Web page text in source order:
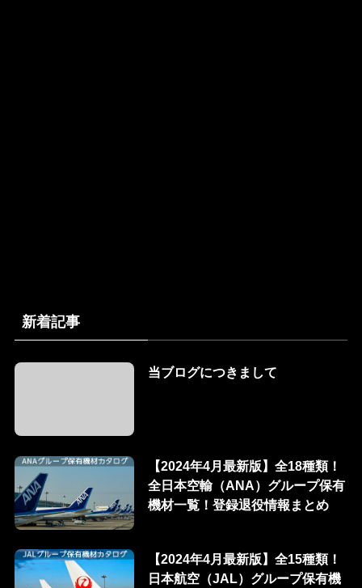
新着記事
当ブログにつきまして
【2024年4月最新版】全18種類！
全日本空輸（ANA）グループ保有
機材一覧！登録退役情報まとめ
【2024年4月最新版】全15種類！
日本航空（JAL）グループ保有機